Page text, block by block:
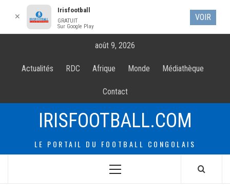
contenur
août 9, 2026
Actualités RDC Afrique Monde Médiathèque
Contact
IRISFOOTBALL.COM
LE PORTAIL DU FOOTBALL CONGOLAIS
Menu
✕
Irisfootball
GRATUIT
Sur Google Play
VOIR